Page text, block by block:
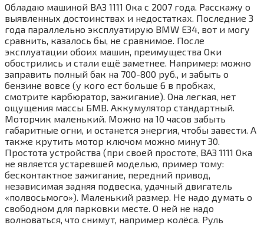
Обладаю машиной ВАЗ 1111 Ока с 2007 года. Расскажу о
выявленных достоинствах и недостатках. Последние 3
года параллельно эксплуатирую BMW Е34, вот и могу
сравнить, казалось бы, не сравнимое. После
эксплуатации обоих машин, преимущества Оки
обострились и стали ещё заметнее. Например: можно
заправить полный бак на 700-800 руб., и забыть о
бензине вовсе (у кого ест больше 6 в пробках,
смотрите карбюратор, зажигание). Она легкая, нет
ощущения массы БМВ. Аккумулятор стандартный.
Моторчик маленький. Можно на 10 часов забыть
габаритные огни, и останется энергия, чтобы завести. А
также крутить мотор ключом можно минут 30.
Простота устройства (при своей простоте, ВАЗ 1111 Ока
не является устаревшей моделью, пример тому:
бесконтактное зажигание, передний привод,
независимая задняя подвеска, удачный двигатель
«полвосьмого»). Маленький размер. Не надо думать о
свободном для парковки месте. О ней не надо
волноваться, что снимут, например колёса. Руль